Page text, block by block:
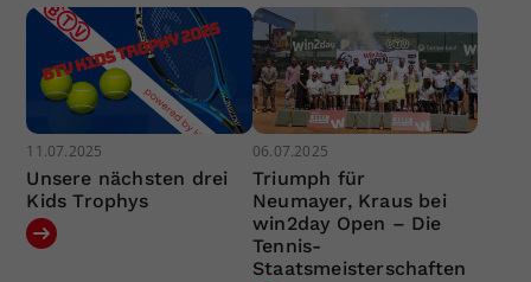
11.07.2025
Unsere nächsten drei
Kids Trophys
06.07.2025
Triumph für
Neumayer, Kraus bei
win2day Open – Die
Tennis-
Staatsmeisterschaften